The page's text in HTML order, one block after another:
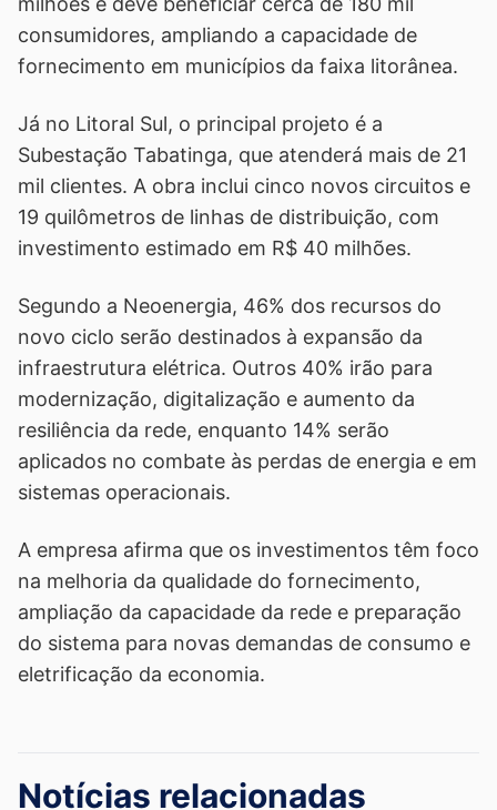
consumidores, ampliando a capacidade de
fornecimento em municípios da faixa litorânea.
Já no Litoral Sul, o principal projeto é a
Subestação Tabatinga, que atenderá mais de 21
mil clientes. A obra inclui cinco novos circuitos e
19 quilômetros de linhas de distribuição, com
investimento estimado em R$ 40 milhões.
Segundo a Neoenergia, 46% dos recursos do
novo ciclo serão destinados à expansão da
infraestrutura elétrica. Outros 40% irão para
modernização, digitalização e aumento da
resiliência da rede, enquanto 14% serão
aplicados no combate às perdas de energia e em
sistemas operacionais.
A empresa afirma que os investimentos têm foco
na melhoria da qualidade do fornecimento,
ampliação da capacidade da rede e preparação
do sistema para novas demandas de consumo e
eletrificação da economia.
Notícias relacionadas